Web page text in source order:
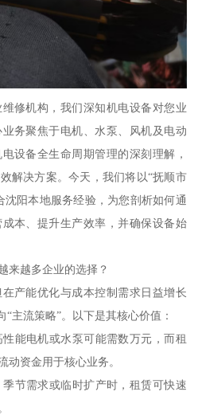
修机构，我们深知机电设备对您业
务聚焦于电机、水泵、风机及电动
设备全生命周期管理的深刻理解，
解决方案。今天，我们将以“抚顺市
阳本地服务经验，为您剖析如何通
本、提升生产效率，并确保设备始
来越多企业的选择？
产能优化与成本控制需求日益增长
主流策略”。以下是其核心价值：
性能电机或水泵可能需数万元，而租
动资金用于核心业务。
季节需求或临时扩产时，租赁可快速